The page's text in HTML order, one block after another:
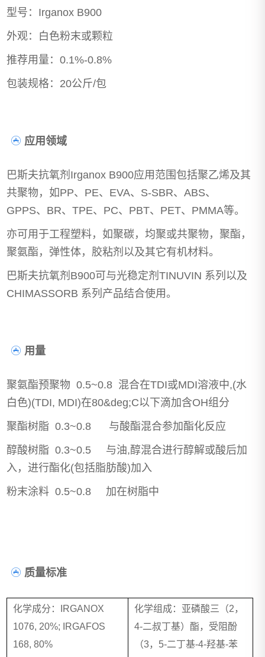
型号：Irganox B900
外观：白色粉末或颗粒
推荐用量：0.1%-0.8%
包装规格：20公斤/包
应用领域
巴斯夫抗氧剂Irganox B900应用范围包括聚乙烯及其
共聚物，如PP、PE、EVA、S-SBR、ABS、
GPPS、BR、TPE、PC、PBT、PET、PMMA等。
亦可用于工程塑料，如聚碳，均聚或共聚物，聚酯，
聚氨酯，弹性体，胶粘剂以及其它有机材料。
巴斯夫抗氧剂B900可与光稳定剂TINUVIN 系列以及
CHIMASSORB 系列产品结合使用。
用量
聚氨酯预聚物 0.5~0.8 混合在TDI或MDI溶液中,(水
白色)(TDI, MDI)在80&deg;C以下滴加含OH组分
聚酯树脂 0.3~0.8 与酸酯混合参加酯化反应
醇酸树脂 0.3~0.5 与油,醇混合进行醇解或酸后加
入，进行酯化(包括脂肪酸)加入
粉末涂料 0.5~0.8 加在树脂中
质量标准
化学成分：IRGANOX
1076, 20%; IRGAFOS
168, 80%
化学组成：亚磷酸三（2，
4-二叔丁基）酯，受阻酚
（3，5-二丁基-4-羟基-苯